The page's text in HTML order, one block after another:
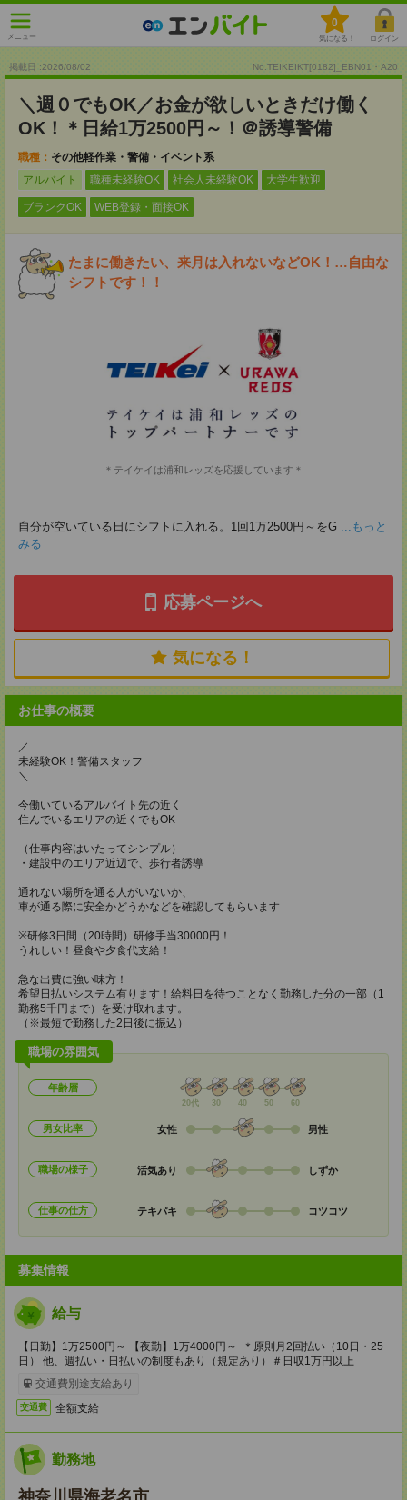
メニュー
0
気になる！ ログイン
掲載日 :2026/08/02 No.TEIKEIKT[0182]_EBN01・A20
＼週０でもOK／お金が欲しいときだけ働く
OK！＊日給1万2500円～！＠誘導警備
職種： その他軽作業・警備・イベント系
アルバイト
職種未経験OK 社会人未経験OK 大学生歓迎
ブランクOK WEB登録・面接OK
たまに働きたい、来月は入れないなどOK！…自由な
シフトです！！
＊テイケイは浦和レッズを応援しています＊
自分が空いている日にシフトに入れる。1回1万2500円～をG ...もっと
みる
応募ページへ
気になる！
お仕事の概要
／
未経験OK！警備スタッフ
＼
今働いているアルバイト先の近く
住んでいるエリアの近くでもOK
（仕事内容はいたってシンプル）
・建設中のエリア近辺で、歩行者誘導
通れない場所を通る人がいないか、
車が通る際に安全かどうかなどを確認してもらいます
※研修3日間（20時間）研修手当30000円！
うれしい！昼食や夕食代支給！
急な出費に強い味方！
希望日払いシステム有ります！給料日を待つことなく勤務した分の一部（1
勤務5千円まで）を受け取れます。
（※最短で勤務した2日後に振込）
職場の雰囲気
年齢層
20代 30 40 50 60
男女比率 女性 男性
職場の様子 活気あり しずか
仕事の仕方 テキパキ コツコツ
募集情報
給与
【日勤】1万2500円～ 【夜勤】1万4000円～ ＊原則月2回払い（10日・25
日） 他、週払い・日払いの制度もあり（規定あり）＃日収1万円以上
交通費別途支給あり
交通費 全額支給
勤務地
神奈川県海老名市